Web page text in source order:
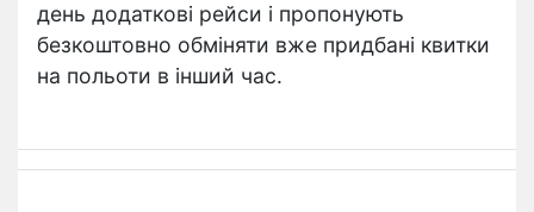
день додаткові рейси і пропонують
безкоштовно обміняти вже придбані квитки
на польоти в інший час.